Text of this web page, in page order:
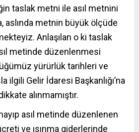
taslak metni ile asıl metnini
aslında metnin büyük ölçüde
Anlaşılan o ki taslak
metinde düzenlenmesi
yürürlük tarihleri ve
ilgili Gelir İdaresi Başkanlığı’na
alınmamıştır.
asıl metinde düzenlenen
ve ısınma giderlerinde